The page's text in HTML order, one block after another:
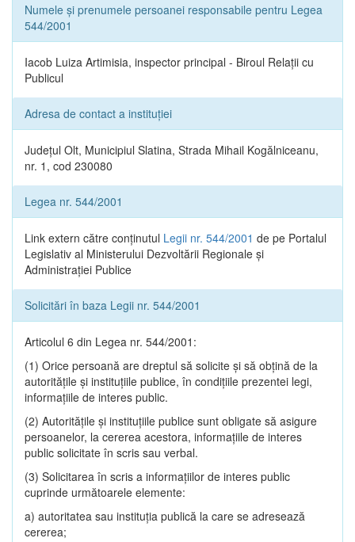
Numele și prenumele persoanei responsabile pentru Legea
544/2001
Iacob Luiza Artimisia, inspector principal - Biroul Relații cu
Publicul
Adresa de contact a instituției
Județul Olt, Municipiul Slatina, Strada Mihail Kogălniceanu,
nr. 1, cod 230080
Legea nr. 544/2001
Link extern către conținutul Legii nr. 544/2001 de pe Portalul
Legislativ al Ministerului Dezvoltării Regionale și
Administrației Publice
Solicitări în baza Legii nr. 544/2001
Articolul 6 din Legea nr. 544/2001:
(1) Orice persoană are dreptul să solicite şi să obţină de la
autorităţile şi instituţiile publice, în condiţiile prezentei legi,
informaţiile de interes public.
(2) Autorităţile şi instituţiile publice sunt obligate să asigure
persoanelor, la cererea acestora, informaţiile de interes
public solicitate în scris sau verbal.
(3) Solicitarea în scris a informaţiilor de interes public
cuprinde următoarele elemente:
a) autoritatea sau instituţia publică la care se adresează
cererea;